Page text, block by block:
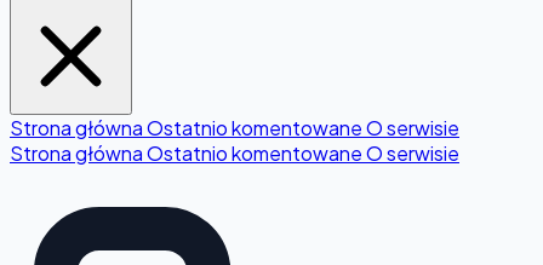
Strona głównaOstatnio komentowaneO serwisie
Strona głównaOstatnio komentowaneO serwisie